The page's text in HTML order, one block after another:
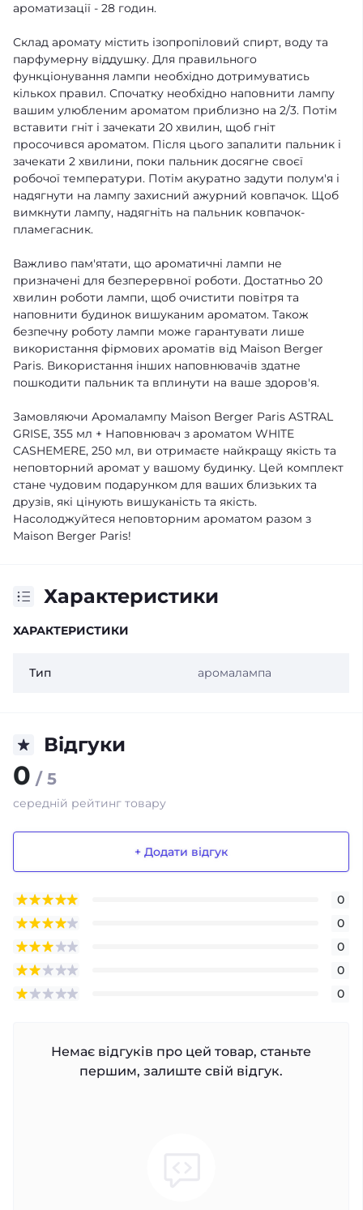
ароматизації - 28 годин.
Склад аромату містить ізопропіловий спирт, воду та
парфумерну віддушку. Для правильного
функціонування лампи необхідно дотримуватись
кількох правил. Спочатку необхідно наповнити лампу
вашим улюбленим ароматом приблизно на 2/3. Потім
вставити гніт і зачекати 20 хвилин, щоб гніт
просочився ароматом. Після цього запалити пальник і
зачекати 2 хвилини, поки пальник досягне своєї
робочої температури. Потім акуратно задути полум'я і
надягнути на лампу захисний ажурний ковпачок. Щоб
вимкнути лампу, надягніть на пальник ковпачок-
пламегасник.
Важливо пам'ятати, що ароматичні лампи не
призначені для безперервної роботи. Достатньо 20
хвилин роботи лампи, щоб очистити повітря та
наповнити будинок вишуканим ароматом. Також
безпечну роботу лампи може гарантувати лише
використання фірмових ароматів від Maison Berger
Paris. Використання інших наповнювачів здатне
пошкодити пальник та вплинути на ваше здоров'я.
Замовляючи Аромалампу Maison Berger Paris ASTRAL
GRISE, 355 мл + Наповнювач з ароматом WHITE
CASHEMERE, 250 мл, ви отримаєте найкращу якість та
неповторний аромат у вашому будинку. Цей комплект
стане чудовим подарунком для ваших близьких та
друзів, які цінують вишуканість та якість.
Насолоджуйтеся неповторним ароматом разом з
Maison Berger Paris!
Характеристики
ХАРАКТЕРИСТИКИ
Тип аромалампа
Відгуки
0 / 5
середній рейтинг товару
+ Додати відгук
0
0
0
0
0
Немає відгуків про цей товар, станьте
першим, залиште свій відгук.